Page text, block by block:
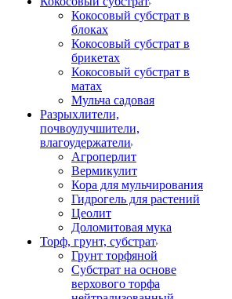
Кокосовый субстрат в
блоках
Кокосовый субстрат в
брикетах
Кокосовый субстрат в
матах
Мульча садовая
Разрыхлители,
почвоулучшители,
влагоудержатели
Агроперлит
Вермикулит
Кора для мульчирования
Гидрогель для растений
Цеолит
Доломитовая мука
Торф, грунт, субстрат
Грунт торфяной
Субстрат на основе
верхового торфа